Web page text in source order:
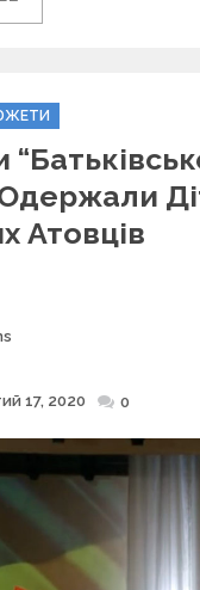
Атовців
Posted
17, 2020 0